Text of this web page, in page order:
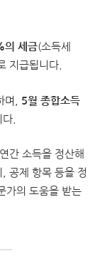
의 세금(소득세
지급됩니다.
며, 5월 종합소득
.
간 소득을 정산해
공제 항목 등을 정
가의 도움을 받는